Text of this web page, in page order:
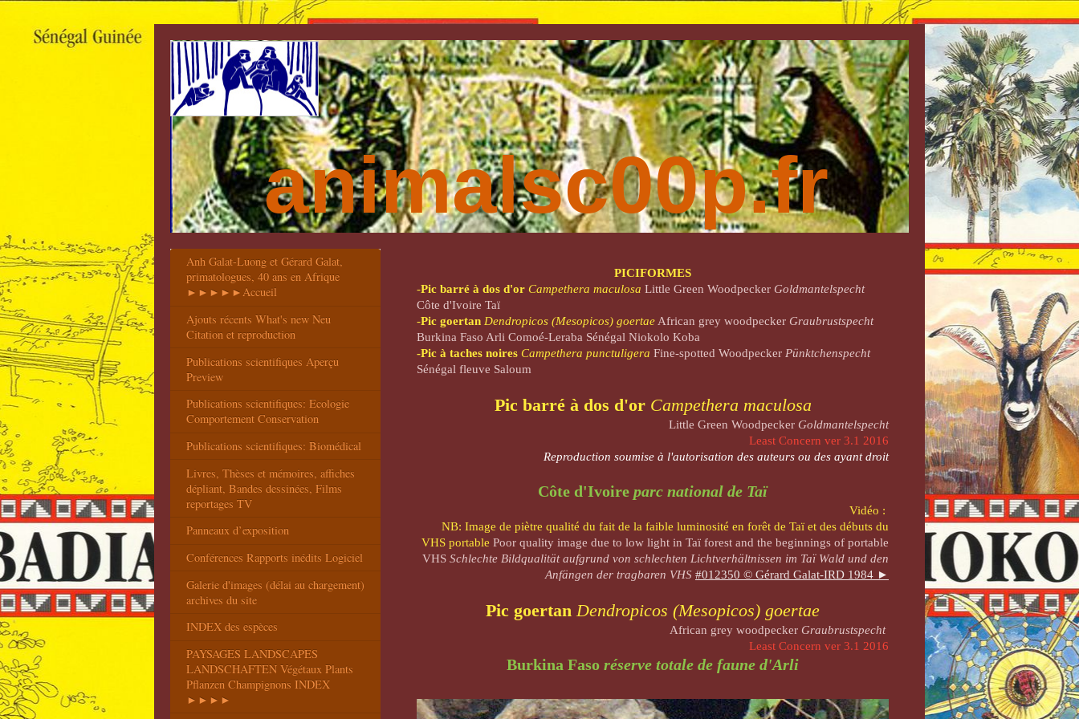
animalsc00p.fr
PICIFORMES
-Pic barré à dos d'or Campethera maculosa Little Green Woodpecker Goldmantelspecht
Côte d'Ivoire Taï
-Pic goertan Dendropicos (Mesopicos) goertae African grey woodpecker Graubrustspecht
Burkina Faso Arli Comoé-Leraba Sénégal Niokolo Koba
-Pic à taches noires Campethera punctuligera Fine-spotted Woodpecker Pünktchenspecht
Sénégal fleuve ​Saloum
Pic barré à dos d'or Campethera maculosa
Little Green Woodpecker Goldmantelspecht
Least Concern ver 3.1 2016
Reproduction soumise à l'autorisation des auteurs ou des ayant droit
Côte d'Ivoireparc national de Taï
Vidéo :
NB: Image de piètre qualité du fait de la faible luminosité en forêt de Taï et des débuts du
VHS portable Poor quality image due to low light in Taï forest and the beginnings of portable
VHS Schlechte Bildqualität aufgrund von schlechten Lichtverhältnissen im Taï Wald und den
Anfängen der tragbaren VHS #012350 © Gérard Galat-IRD 1984 ►
Pic goertan Dendropicos (Mesopicos) goertae
African grey woodpecker Graubrustspecht
Least Concern ver 3.1 2016
Burkina Fasoréserve totale de faune d'Arli
Anh Galat-Luong et Gérard Galat,
primatologues, 40 ans en Afrique
►►►►►Accueil
Ajouts récents What's new Neu
Citation et reproduction
Publications scientifiques Aperçu
Preview
Publications scientifiques: Ecologie
Comportement Conservation
Publications scientifiques: Biomédical
Livres, Thèses et mémoires, affiches
dépliant, Bandes dessinées, Films
reportages TV
Panneaux d’exposition
Conférences Rapports inédits Logiciel
Galerie d'images (délai au chargement)
archives du site
INDEX des espèces
PAYSAGES LANDSCAPES
LANDSCHAFTEN Végétaux Plants
Pflanzen Champignons INDEX
►►►►